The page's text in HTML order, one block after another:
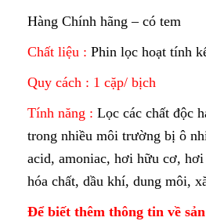
Hàng Chính hãng – có tem
Chất liệu : Phin lọc hoạt tính
Quy cách : 1 cặp/ bịch
Tính năng : Lọc các chất độc
trong nhiều môi trường bị ô
acid, amoniac, hơi hữu cơ,
hóa chất, dầu khí, dung môi,
Để biết thêm thông tin về